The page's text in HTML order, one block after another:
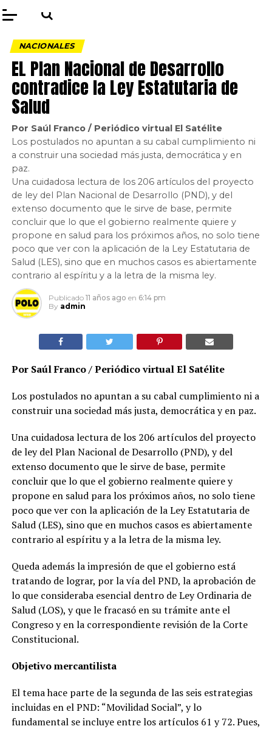
NACIONALES
EL Plan Nacional de Desarrollo
contradice la Ley Estatutaria de
Salud
Por Saúl Franco / Periódico virtual El Satélite
Los postulados no apuntan a su cabal cumplimiento ni
a construir una sociedad más justa, democrática y en
paz.
Una cuidadosa lectura de los 206 artículos del proyecto
de ley del Plan Nacional de Desarrollo (PND), y del
extenso documento que le sirve de base, permite
concluir que lo que el gobierno realmente quiere y
propone en salud para los próximos años, no solo tiene
poco que ver con la aplicación de la Ley Estatutaria de
Salud (LES), sino que en muchos casos es abiertamente
contrario al espíritu y a la letra de la misma ley.
Publicado 11 años ago en 6:14 pm
By admin
Por Saúl Franco / Periódico virtual El Satélite
Los postulados no apuntan a su cabal cumplimiento ni a
construir una sociedad más justa, democrática y en paz.
Una cuidadosa lectura de los 206 artículos del proyecto
de ley del Plan Nacional de Desarrollo (PND), y del
extenso documento que le sirve de base, permite
concluir que lo que el gobierno realmente quiere y
propone en salud para los próximos años, no solo tiene
poco que ver con la aplicación de la Ley Estatutaria de
Salud (LES), sino que en muchos casos es abiertamente
contrario al espíritu y a la letra de la misma ley.
Queda además la impresión de que el gobierno está
tratando de lograr, por la vía del PND, la aprobación de
lo que consideraba esencial dentro de Ley Ordinaria de
Salud (LOS), y que le fracasó en su trámite ante el
Congreso y en la correspondiente revisión de la Corte
Constitucional.
Objetivo mercantilista
El tema hace parte de la segunda de las seis estrategias
incluidas en el PND: “Movilidad Social”, y lo
fundamental se incluye entre los artículos 61 y 72. Pues,